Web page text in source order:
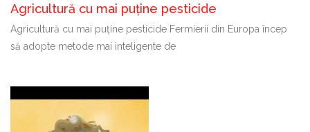
Agricultură cu mai puține pesticide
Agricultură cu mai puține pesticide Fermierii din Europa încep
să adopte metode mai inteligente de